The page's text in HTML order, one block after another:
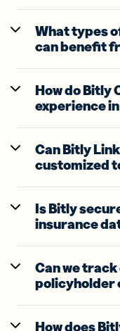
What types
can benefit
How do Bitly
experience
Can Bitly
customized
Is Bitly
insurance
Can we
policyholder
How does